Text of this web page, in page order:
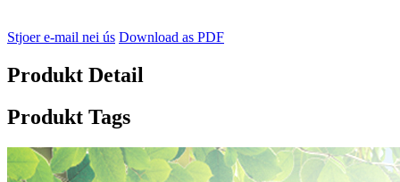
Stjoer e-mail nei ús Download as PDF
Produkt Detail
Produkt Tags